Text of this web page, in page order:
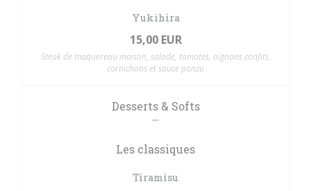
Yukihira
15,00 EUR
Steak de maquereau maison, salade, tomates, oignons confits,
cornichons et sauce ponzu
Desserts & Softs
Les classiques
Tiramisu